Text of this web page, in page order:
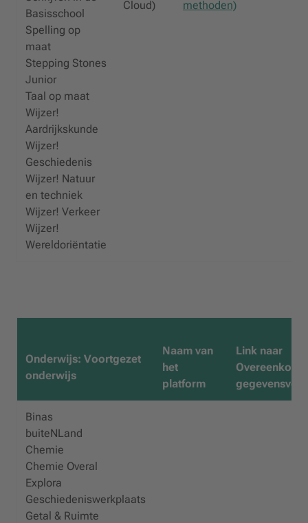
Basisschool
Spelling op
maat
Stepping Stones
Junior
Taal op maat
Wijzer!
Aardrijkskunde
Wijzer!
Geschiedenis
Wijzer! Natuur
en techniek
Wijzer! Verkeer
Wijzer!
Wereldoriëntatie
Cloud) methoden)
Onderwijs: Voortgezet
onderwijs
Naam van
het
platform
Link naar
Binas
buiteNLand
Chemie
Chemie Overal
Explora
Geschiedeniswerkplaats
Getal & Ruimte